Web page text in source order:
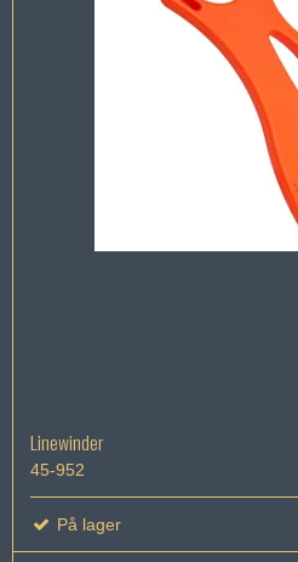
Linewinder
45-952
På lager